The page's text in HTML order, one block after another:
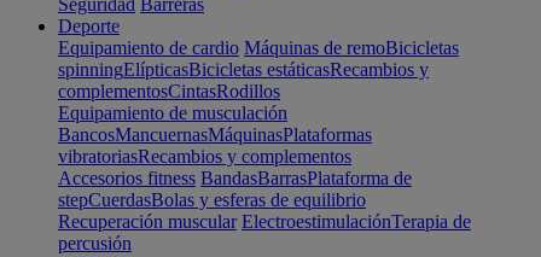
Seguridad Barreras
Deporte
Equipamiento de cardio Máquinas de remoBicicletas
spinningElípticasBicicletas estáticasRecambios y
complementosCintasRodillos
Equipamiento de musculación
BancosMancuernasMáquinasPlataformas
vibratoriasRecambios y complementos
Accesorios fitness BandasBarrasPlataforma de
stepCuerdasBolas y esferas de equilibrio
Recuperación muscular ElectroestimulaciónTerapia de
percusión